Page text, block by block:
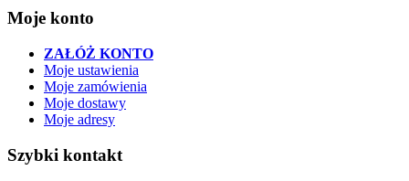
Moje konto
ZAŁÓŻ KONTO
Moje ustawienia
Moje zamówienia
Moje dostawy
Moje adresy
Szybki kontakt